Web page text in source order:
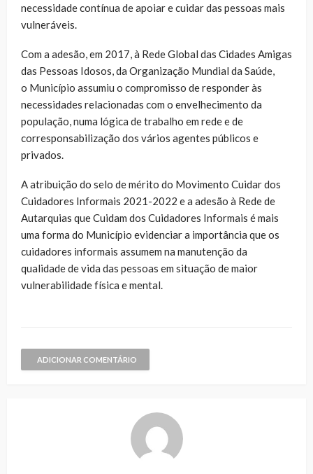
necessidade contínua de apoiar e cuidar das pessoas mais
vulneráveis.
Com a adesão, em 2017, à Rede Global das Cidades Amigas
das Pessoas Idosos, da Organização Mundial da Saúde,
o Município assumiu o compromisso de responder às
necessidades relacionadas com o envelhecimento da
população, numa lógica de trabalho em rede e de
corresponsabilização dos vários agentes públicos e
privados.
A atribuição do selo de mérito do Movimento Cuidar dos
Cuidadores Informais 2021-2022 e a adesão à Rede de
Autarquias que Cuidam dos Cuidadores Informais é mais
uma forma do Município evidenciar a importância que os
cuidadores informais assumem na manutenção da
qualidade de vida das pessoas em situação de maior
vulnerabilidade física e mental.
ADICIONAR COMENTÁRIO